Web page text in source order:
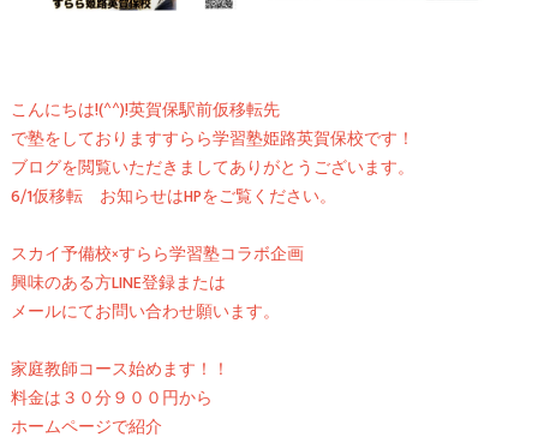
こんにちは!(^^)!英賀保駅前仮移転先
で塾をしておりますすらら学習塾姫路英賀保校です！
ブログを閲覧いただきましてありがとうございます。
6/1仮移転 お知らせはHPをご覧ください。
スカイ予備校×すらら学習塾コラボ企画
興味のある方LINE登録または
メールにてお問い合わせ願います。
家庭教師コース始めます！！
料金は３０分９００円から
ホームページで紹介